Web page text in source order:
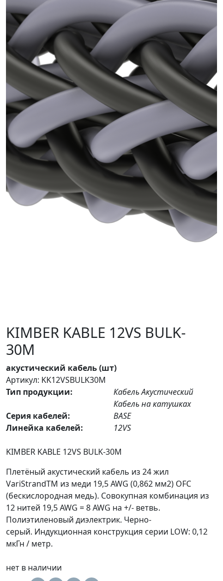
KIMBER KABLE 12VS BULK-
30M
акустический кабель (шт)
Артикул: KK12VSBULK30M
Тип продукции:
Кабель Акустический
Кабель на катушках
Серия кабелей:
BASE
Линейка кабелей:
12VS
KIMBER KABLE 12VS BULK-30M
Плетёный акустический кабель из 24 жил
VariStrandTM из меди 19,5 AWG (0,862 мм2) OFC
(бескислородная медь). Совокупная комбинация из
12 нитей 19,5 AWG = 8 AWG на +/- ветвь.
Полиэтиленовый диэлектрик. Черно-
серый. Индукционная конструкция серии LOW: 0,12
мкГн / метр.
нет в наличии